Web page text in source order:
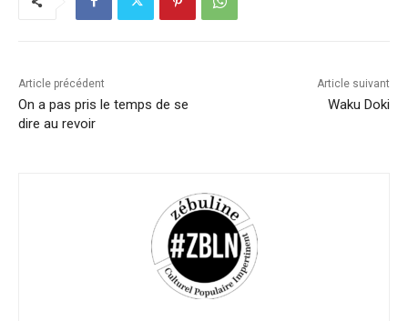
Article précédent
On a pas pris le temps de se
dire au revoir
Article suivant
Waku Doki